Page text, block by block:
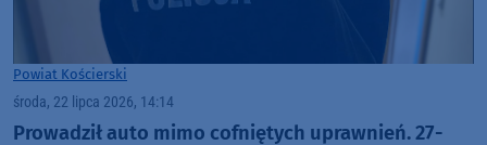
Powiat Kościerski
środa, 22 lipca 2026, 14:14
Prowadził auto mimo cofniętych uprawnień. 27-